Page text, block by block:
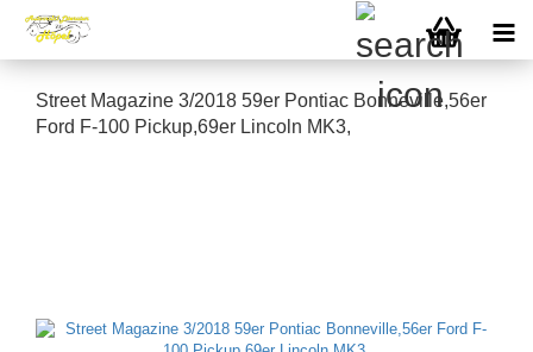
Street Magazine 3/2018 59er Pontiac Bonneville,56er
Ford F-100 Pickup,69er Lincoln MK3,